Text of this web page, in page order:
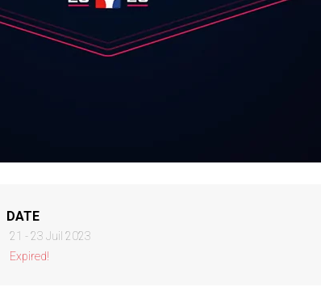
DATE
21 - 23 Juil 2023
Expired!